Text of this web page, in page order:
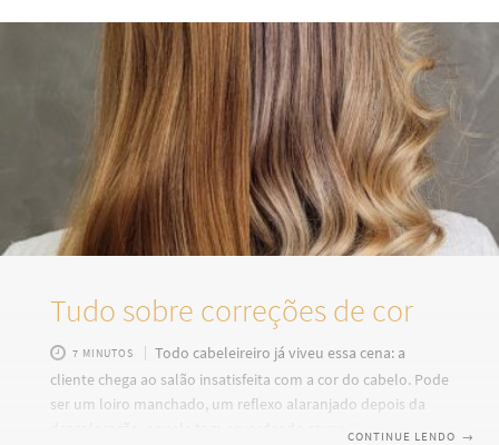
inspiradoras que reforçam uma verdade simples: a
prevenção salva vidas. Mas esse compromisso não deve
terminar
Tudo sobre correções de cor
7 MINUTOS
Todo cabeleireiro já viveu essa cena: a
cliente chega ao salão insatisfeita com a cor do cabelo. Pode
ser um loiro manchado, um reflexo alaranjado depois da
descoloração, aquele tom esverdeado causado pelo cloro
CONTINUE LENDO →